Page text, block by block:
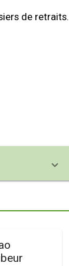
de retraits.